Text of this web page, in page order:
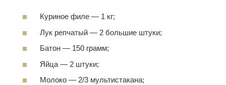
Куриное филе — 1 кг;
Лук репчатый — 2 большие штуки;
Батон — 150 грамм;
Яйца — 2 штуки;
Молоко — 2/3 мультистакана;